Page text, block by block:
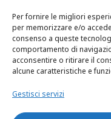
Per fornire le migliori
per memorizzare e/o
consenso a queste
comportamento di
acconsentire o ritirare il
alcune caratteristiche e
Gestisci servizi
DI